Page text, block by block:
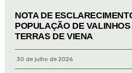
NOTA DE
POPULAÇÃO DE
TERRAS DE VIENA
30 de julho de 2026